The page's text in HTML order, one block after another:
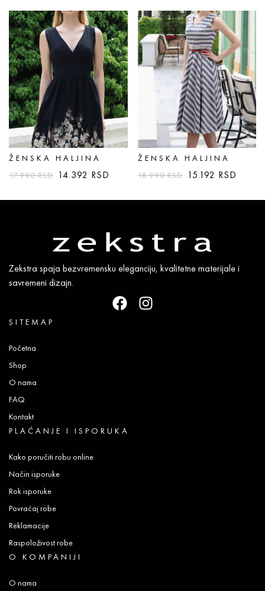
ŽENSKA HALJINA
17.990RSD 14.392 RSD
ŽENSKA HALJINA
18.990RSD 15.192 RSD
Zekstra spaja bezvremensku eleganciju, kvalitetne materijale i
savremeni dizajn.
SITEMAP
Početna
Shop
O nama
FAQ
Kontakt
PLAĆANJE I ISPORUKA
Kako poručiti robu online
Način isporuke
Rok isporuke
Povraćaj robe
Reklamacije
Raspoloživost robe
O KOMPANIJI
O nama